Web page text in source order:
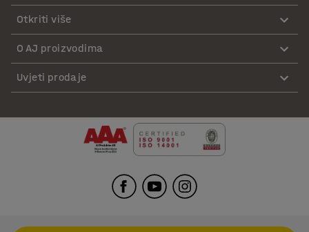
Otkriti više
O AJ proizvodima
Uvjeti prodaje